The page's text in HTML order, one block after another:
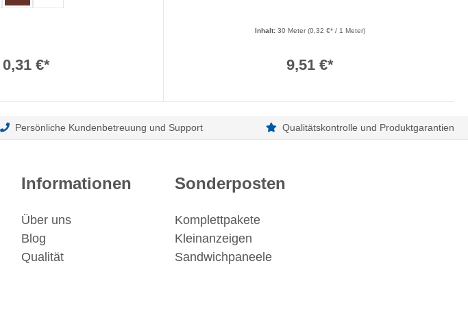
0,31 €*
Inhalt: 30 Meter (0,32 €* / 1 Meter)
9,51 €*
Persönliche Kundenbetreuung und Support Qualitätskontrolle und Produktgarantien
Informationen
Über uns
Blog
Qualität
Sonderposten
Komplettpakete
Kleinanzeigen
Sandwichpaneele